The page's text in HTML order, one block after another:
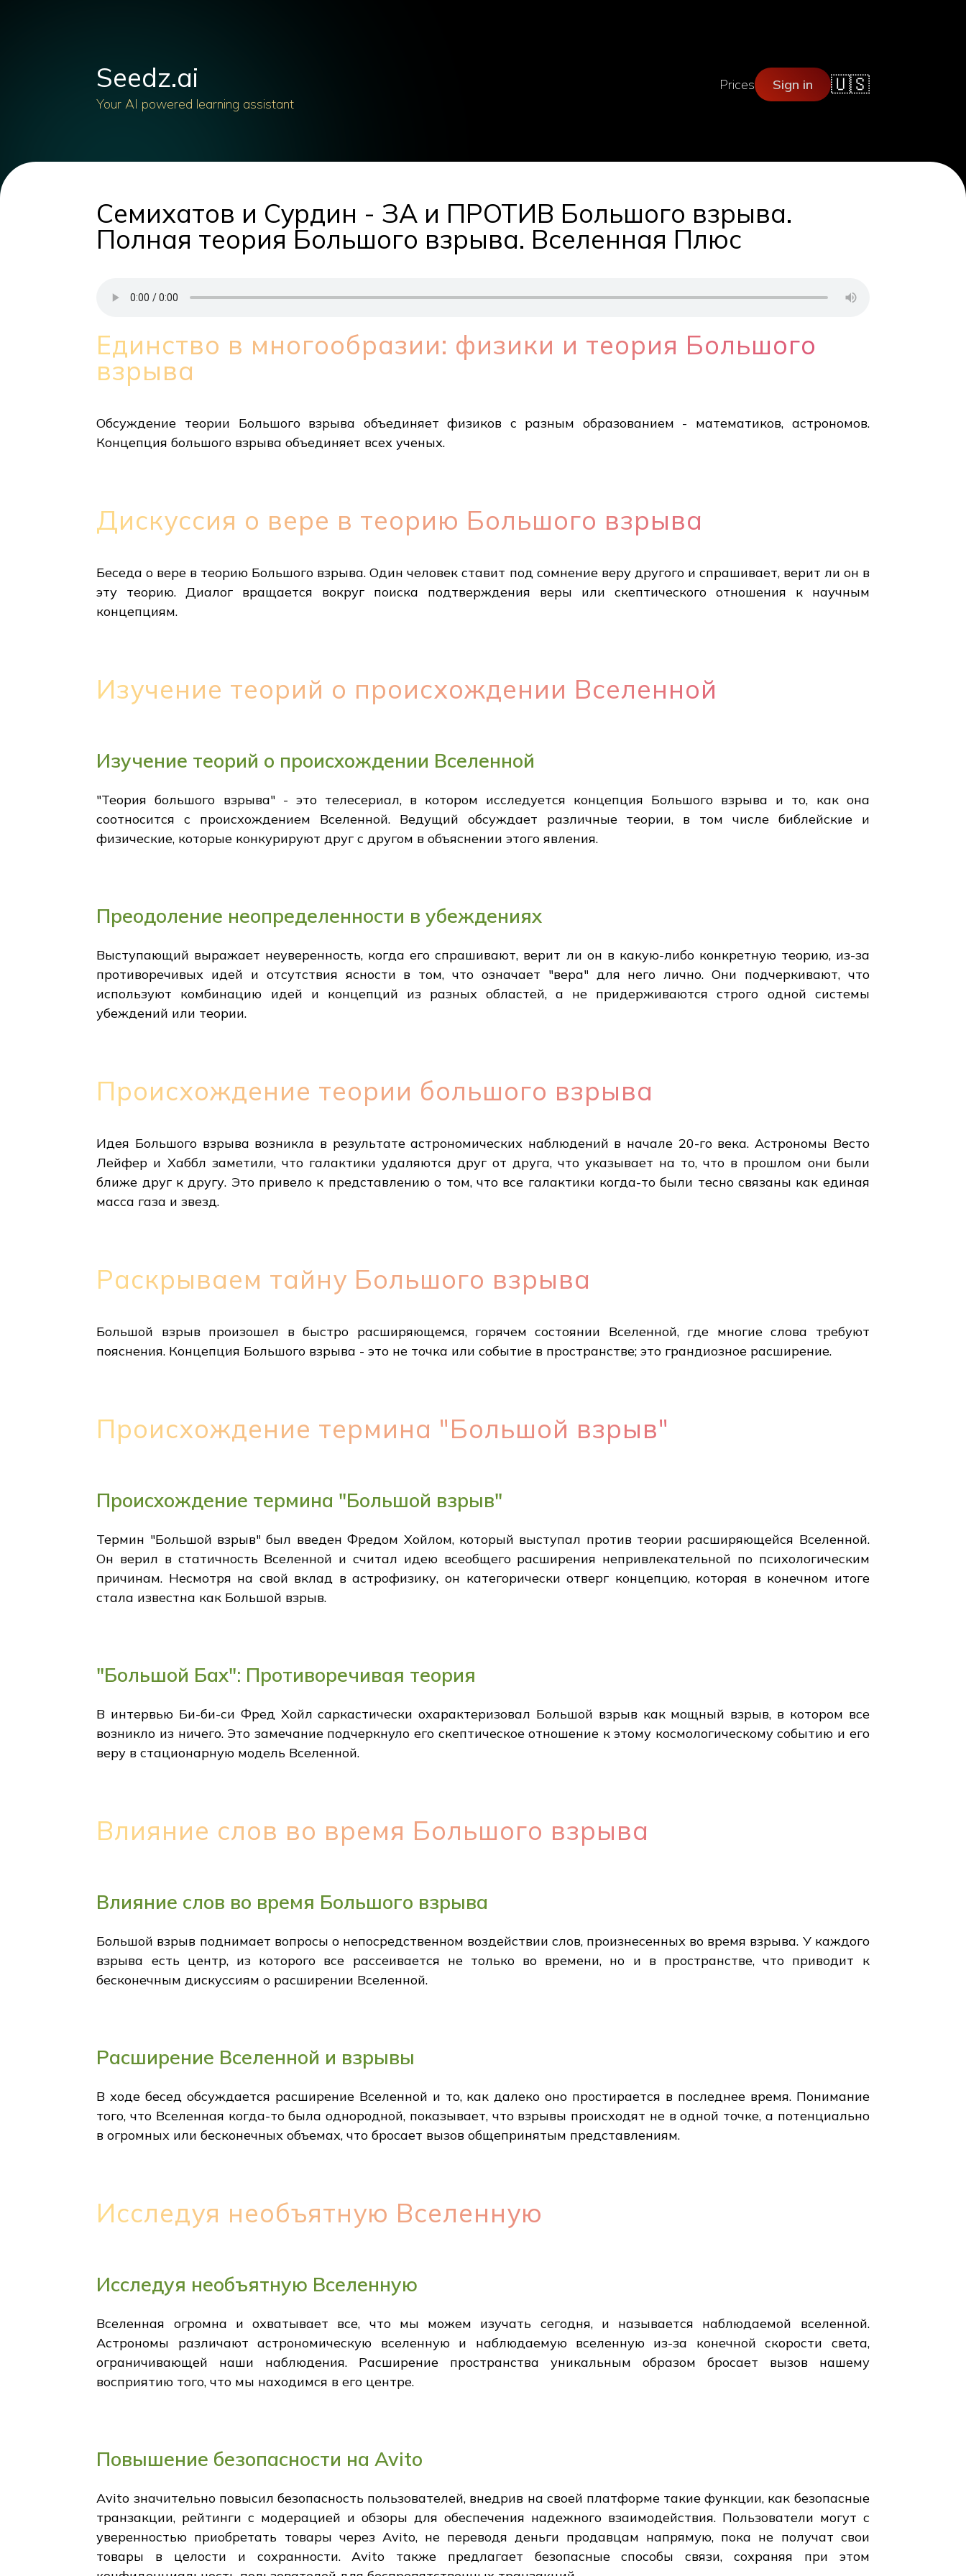
Seedz.ai
Your AI powered learning assistant
Prices Sign in 🇺🇸
Семихатов и Сурдин - ЗА и ПРОТИВ Большого взрыва.
Полная теория Большого взрыва. Вселенная Плюс
Единство в многообразии: физики и теория Большого
взрыва
Обсуждение теории Большого взрыва объединяет физиков с разным образованием - математиков, астрономов.
Концепция большого взрыва объединяет всех ученых.
Дискуссия о вере в теорию Большого взрыва
Беседа о вере в теорию Большого взрыва. Один человек ставит под сомнение веру другого и спрашивает, верит ли он в
эту теорию. Диалог вращается вокруг поиска подтверждения веры или скептического отношения к научным
концепциям.
Изучение теорий о происхождении Вселенной
Изучение теорий о происхождении Вселенной
"Теория большого взрыва" - это телесериал, в котором исследуется концепция Большого взрыва и то, как она
соотносится с происхождением Вселенной. Ведущий обсуждает различные теории, в том числе библейские и
физические, которые конкурируют друг с другом в объяснении этого явления.
Преодоление неопределенности в убеждениях
Выступающий выражает неуверенность, когда его спрашивают, верит ли он в какую-либо конкретную теорию, из-за
противоречивых идей и отсутствия ясности в том, что означает "вера" для него лично. Они подчеркивают, что
используют комбинацию идей и концепций из разных областей, а не придерживаются строго одной системы
убеждений или теории.
Происхождение теории большого взрыва
Идея Большого взрыва возникла в результате астрономических наблюдений в начале 20-го века. Астрономы Весто
Лейфер и Хаббл заметили, что галактики удаляются друг от друга, что указывает на то, что в прошлом они были
ближе друг к другу. Это привело к представлению о том, что все галактики когда-то были тесно связаны как единая
масса газа и звезд.
Раскрываем тайну Большого взрыва
Большой взрыв произошел в быстро расширяющемся, горячем состоянии Вселенной, где многие слова требуют
пояснения. Концепция Большого взрыва - это не точка или событие в пространстве; это грандиозное расширение.
Происхождение термина "Большой взрыв"
Происхождение термина "Большой взрыв"
Термин "Большой взрыв" был введен Фредом Хойлом, который выступал против теории расширяющейся Вселенной.
Он верил в статичность Вселенной и считал идею всеобщего расширения непривлекательной по психологическим
причинам. Несмотря на свой вклад в астрофизику, он категорически отверг концепцию, которая в конечном итоге
стала известна как Большой взрыв.
"Большой Бах": Противоречивая теория
В интервью Би-би-си Фред Хойл саркастически охарактеризовал Большой взрыв как мощный взрыв, в котором все
возникло из ничего. Это замечание подчеркнуло его скептическое отношение к этому космологическому событию и его
веру в стационарную модель Вселенной.
Влияние слов во время Большого взрыва
Влияние слов во время Большого взрыва
Большой взрыв поднимает вопросы о непосредственном воздействии слов, произнесенных во время взрыва. У каждого
взрыва есть центр, из которого все рассеивается не только во времени, но и в пространстве, что приводит к
бесконечным дискуссиям о расширении Вселенной.
Расширение Вселенной и взрывы
В ходе бесед обсуждается расширение Вселенной и то, как далеко оно простирается в последнее время. Понимание
того, что Вселенная когда-то была однородной, показывает, что взрывы происходят не в одной точке, а потенциально
в огромных или бесконечных объемах, что бросает вызов общепринятым представлениям.
Исследуя необъятную Вселенную
Исследуя необъятную Вселенную
Вселенная огромна и охватывает все, что мы можем изучать сегодня, и называется наблюдаемой вселенной.
Астрономы различают астрономическую вселенную и наблюдаемую вселенную из-за конечной скорости света,
ограничивающей наши наблюдения. Расширение пространства уникальным образом бросает вызов нашему
восприятию того, что мы находимся в его центре.
Повышение безопасности на Avito
Avito значительно повысил безопасность пользователей, внедрив на своей платформе такие функции, как безопасные
транзакции, рейтинги с модерацией и обзоры для обеспечения надежного взаимодействия. Пользователи могут с
уверенностью приобретать товары через Avito, не переводя деньги продавцам напрямую, пока не получат свои
товары в целости и сохранности. Avito также предлагает безопасные способы связи, сохраняя при этом